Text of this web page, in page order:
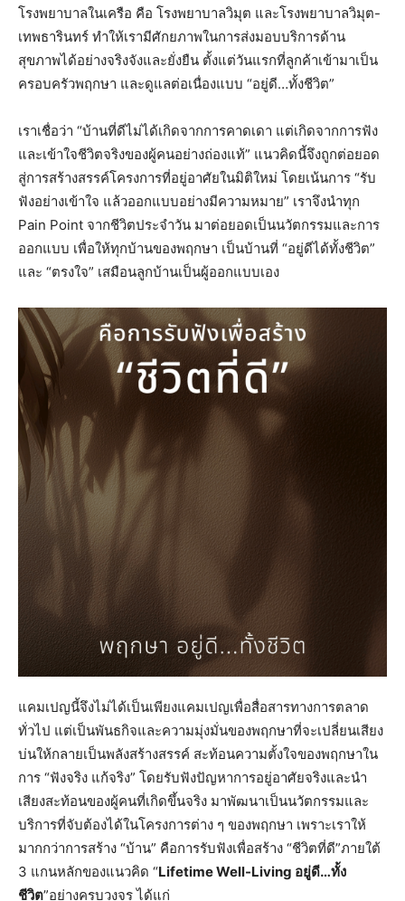
โรงพยาบาลในเครือ คือ โรงพยาบาลวิมุต และโรงพยาบาลวิมุต-
เทพธารินทร์ ทำให้เรามีศักยภาพในการส่งมอบบริการด้าน
สุขภาพได้อย่างจริงจังและยั่งยืน ตั้งแต่วันแรกที่ลูกค้าเข้ามาเป็น
ครอบครัวพฤกษา และดูแลต่อเนื่องแบบ “อยู่ดี…ทั้งชีวิต”
เราเชื่อว่า “บ้านที่ดีไม่ได้เกิดจากการคาดเดา แต่เกิดจากการฟัง
และเข้าใจชีวิตจริงของผู้คนอย่างถ่องแท้” แนวคิดนี้จึงถูกต่อยอด
สู่การสร้างสรรค์โครงการที่อยู่อาศัยในมิติใหม่ โดยเน้นการ “รับ
ฟังอย่างเข้าใจ แล้วออกแบบอย่างมีความหมาย” เราจึงนำทุก
Pain Point จากชีวิตประจำวัน มาต่อยอดเป็นนวัตกรรมและการ
ออกแบบ เพื่อให้ทุกบ้านของพฤกษา เป็นบ้านที่ “อยู่ดีได้ทั้งชีวิต”
และ “ตรงใจ” เสมือนลูกบ้านเป็นผู้ออกแบบเอง
แคมเปญนี้จึงไม่ได้เป็นเพียงแคมเปญเพื่อสื่อสารทางการตลาด
ทั่วไป แต่เป็นพันธกิจและความมุ่งมั่นของพฤกษาที่จะเปลี่ยนเสียง
บ่นให้กลายเป็นพลังสร้างสรรค์ สะท้อนความตั้งใจของพฤกษาใน
การ “ฟังจริง แก้จริง” โดยรับฟังปัญหาการอยู่อาศัยจริงและนำ
เสียงสะท้อนของผู้คนที่เกิดขึ้นจริง มาพัฒนาเป็นนวัตกรรมและ
บริการที่จับต้องได้ในโครงการต่าง ๆ ของพฤกษา เพราะเราให้
มากกว่าการสร้าง “บ้าน” คือการรับฟังเพื่อสร้าง “ชีวิตที่ดี”ภายใต้
3 แกนหลักของแนวคิด “Lifetime Well-Living อยู่ดี…ทั้ง
ชีวิต”อย่างครบวงจร ได้แก่